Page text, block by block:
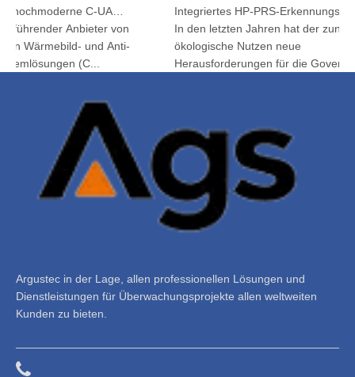
Argutec stellt hochmoderne C-UAS und Wärmetechnik in Kuala Lumpur vor
führender Anbieter von
Wärmebild- und Anti-
(C...
Integriertes HP-PRS-Erkennungs- und Verfolgungsgerät: Eine Panoramavision für den Vogelschutz
In den letzten Jahren hat der
ökologische Nutzen neue
Herausforderungen für die
Argustec in der Lage, allen professionellen Lösungen und
Dienstleistungen für Überwachungsprojekte allen weltweiten
Kunden zu bieten.